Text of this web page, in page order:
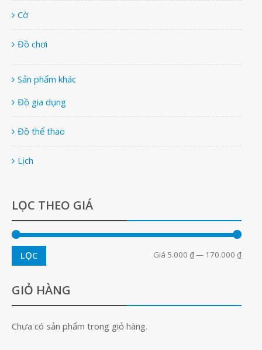
Cờ
Đồ chơi
Sản phẩm khác
Đồ gia dụng
Đồ thể thao
Lịch
LỌC THEO GIÁ
LỌC Giá 5.000 ₫— 170.000 ₫
GIỎ HÀNG
Chưa có sản phẩm trong giỏ hàng.